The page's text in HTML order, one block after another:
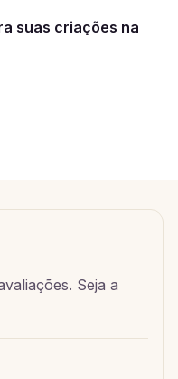
suas criações na
Seja a